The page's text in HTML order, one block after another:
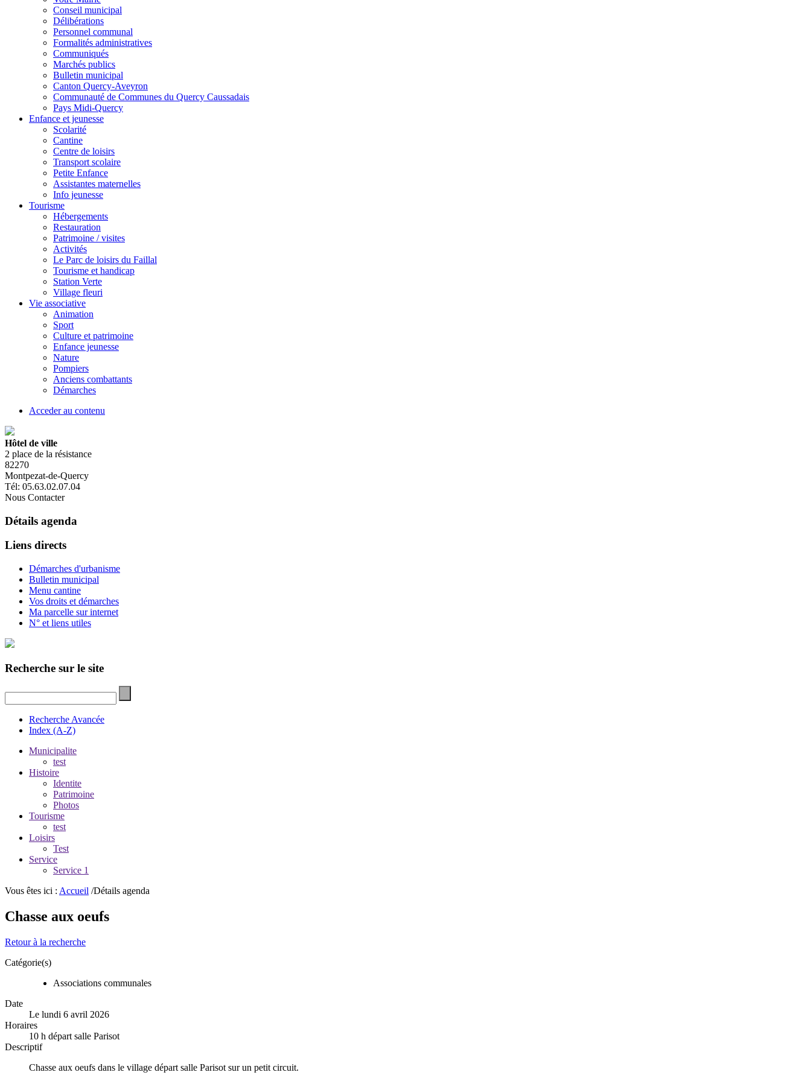
Conseil municipal
Délibérations
Personnel communal
Formalités administratives
Communiqués
Marchés publics
Bulletin municipal
Canton Quercy-Aveyron
Communauté de Communes du Quercy Caussadais
Pays Midi-Quercy
Enfance et jeunesse
Scolarité
Cantine
Centre de loisirs
Transport scolaire
Petite Enfance
Assistantes maternelles
Info jeunesse
Tourisme
Hébergements
Restauration
Patrimoine / visites
Activités
Le Parc de loisirs du Faillal
Tourisme et handicap
Station Verte
Village fleuri
Vie associative
Animation
Sport
Culture et patrimoine
Enfance jeunesse
Nature
Pompiers
Anciens combattants
Démarches
Acceder au contenu
Hôtel de ville
2 place de la résistance
82270
Montpezat-de-Quercy
Tél: 05.63.02.07.04
Nous Contacter
Détails agenda
Liens directs
Démarches d'urbanisme
Bulletin municipal
Menu cantine
Vos droits et démarches
Ma parcelle sur internet
N° et liens utiles
Recherche sur le site
Recherche Avancée
Index (A-Z)
Municipalite
test
Histoire
Identite
Patrimoine
Photos
Tourisme
test
Loisirs
Test
Service
Service 1
Vous êtes ici : Accueil /Détails agenda
Chasse aux oeufs
Retour à la recherche
Catégorie(s)
Associations communales
Date
Le lundi 6 avril 2026
Horaires
10 h départ salle Parisot
Descriptif
Chasse aux oeufs dans le village départ salle Parisot sur un petit circuit.